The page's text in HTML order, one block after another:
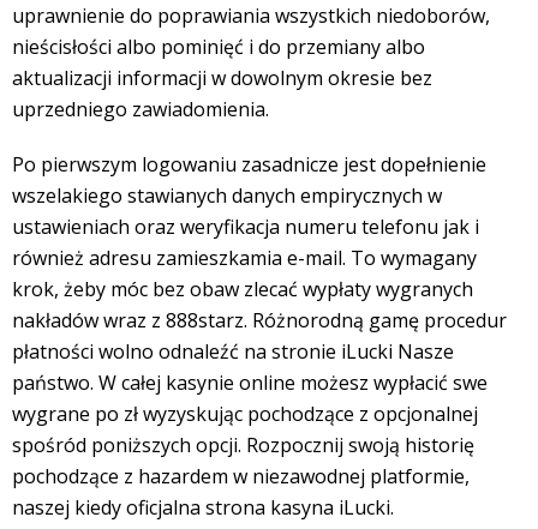
uprawnienie do poprawiania wszystkich niedoborów,
nieścisłości albo pominięć i do przemiany albo
aktualizacji informacji w dowolnym okresie bez
uprzedniego zawiadomienia.
Po pierwszym logowaniu zasadnicze jest dopełnienie
wszelakiego stawianych danych empirycznych w
ustawieniach oraz weryfikacja numeru telefonu jak i
również adresu zamieszkamia e-mail. To wymagany
krok, żeby móc bez obaw zlecać wypłaty wygranych
nakładów wraz z 888starz. Różnorodną gamę procedur
płatności wolno odnaleźć na stronie iLucki Nasze
państwo. W całej kasynie online możesz wypłacić swe
wygrane po zł wyzyskując pochodzące z opcjonalnej
spośród poniższych opcji. Rozpocznij swoją historię
pochodzące z hazardem w niezawodnej platformie,
naszej kiedy oficjalna strona kasyna iLucki.